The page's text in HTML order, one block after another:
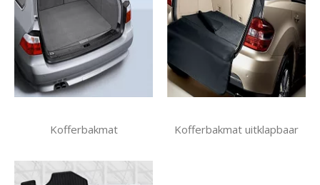
Kofferbakmat Kofferbakmat uitklapbaar